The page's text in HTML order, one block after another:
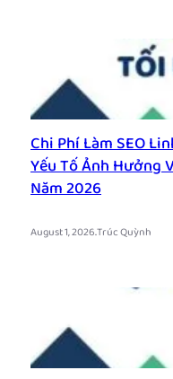
Chi Phí Làm SEO
Yếu Tố Ảnh Hưởng
Năm 2026
August 1, 2026.Trúc Quỳnh